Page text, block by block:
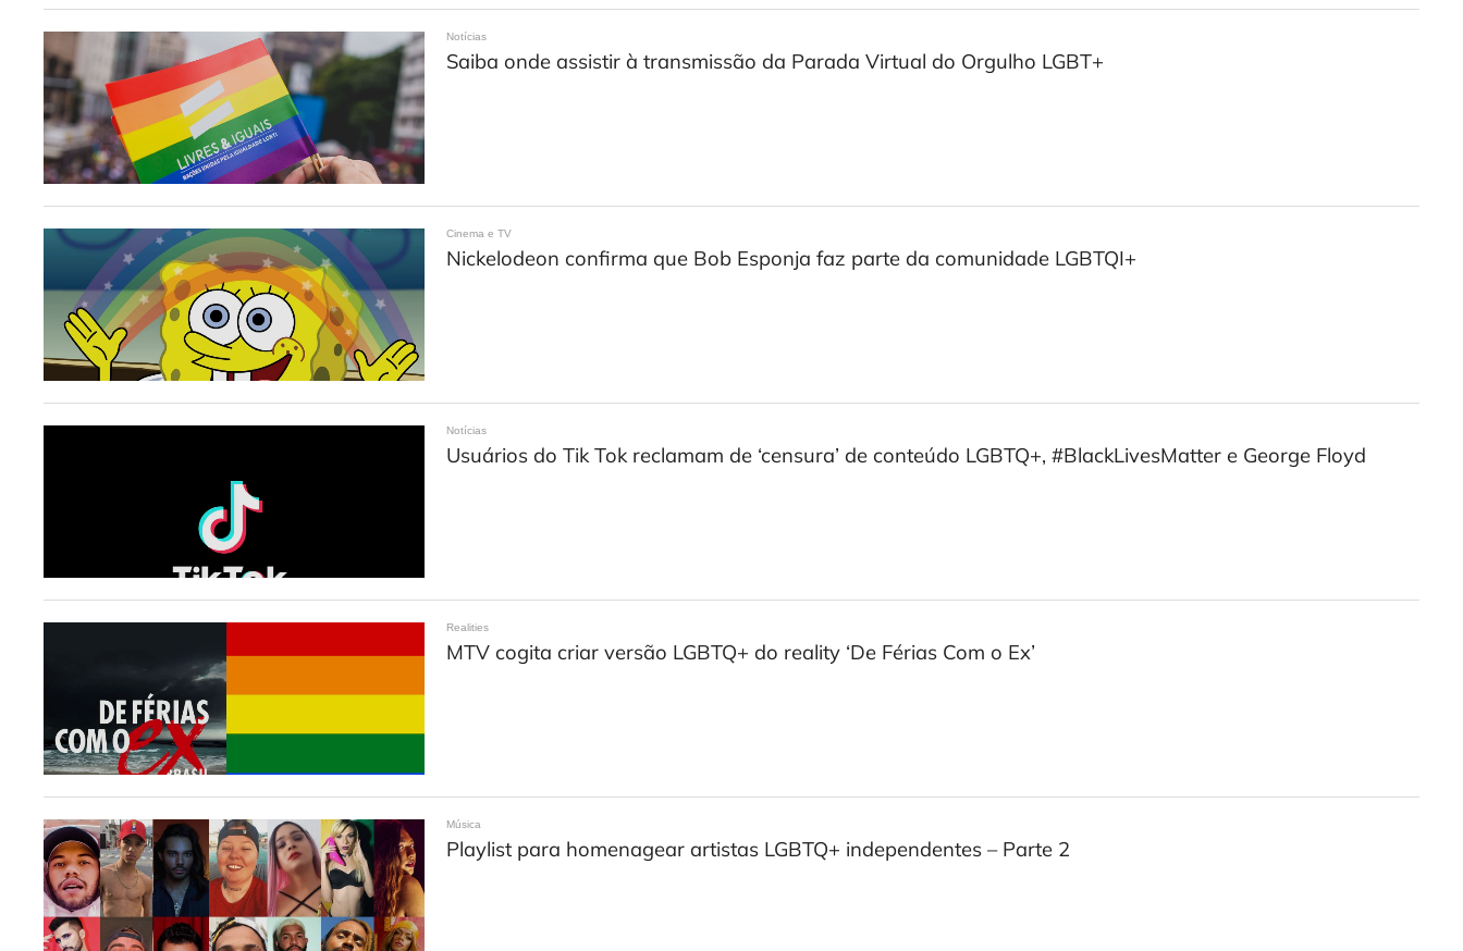
Notícias
Saiba onde assistir à transmissão da Parada Virtual do Orgulho LGBT+
Cinema e TV
Nickelodeon confirma que Bob Esponja faz parte da comunidade LGBTQI+
Notícias
Usuários do Tik Tok reclamam de ‘censura’ de conteúdo LGBTQ+, #BlackLivesMatter e George Floyd
Realities
MTV cogita criar versão LGBTQ+ do reality ‘De Férias Com o Ex’
Música
Playlist para homenagear artistas LGBTQ+ independentes – Parte 2